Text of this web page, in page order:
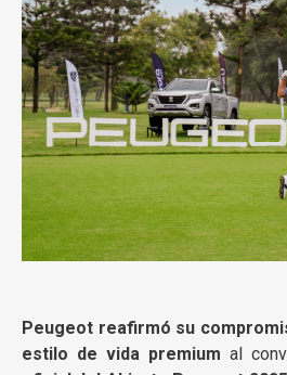
Peugeot reafirmó su
estilo de vida premium al